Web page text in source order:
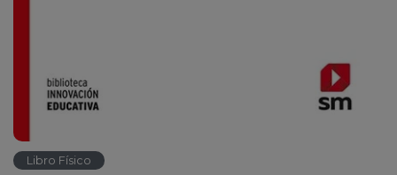
Libro Físico